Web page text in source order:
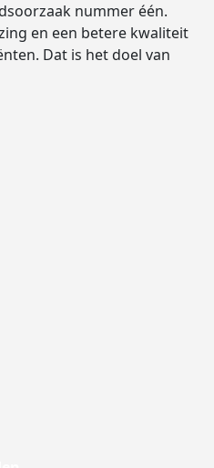
nummer één.
en een betere kwaliteit
Dat is het doel van